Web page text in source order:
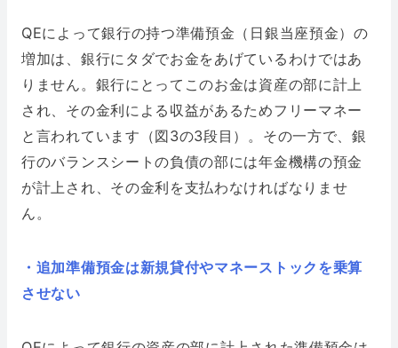
QEによって銀行の持つ準備預金（日銀当座預金）の
増加は、銀行にタダでお金をあげているわけではあ
りません。銀行にとってこのお金は資産の部に計上
され、その金利による収益があるためフリーマネー
と言われています（図3の3段目）。その一方で、銀
行のバランスシートの負債の部には年金機構の預金
が計上され、その金利を支払わなければなりませ
ん。
・追加準備預金は新規貸付やマネーストックを乗算
させない